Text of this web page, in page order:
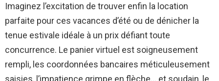
Imaginez l’excitation de trouver enfin la location
parfaite pour ces vacances d’été ou de dénicher la
tenue estivale idéale à un prix défiant toute
concurrence. Le panier virtuel est soigneusement
rempli, les coordonnées bancaires méticuleusement
saisies, l’impatience grimpe en flèche… et soudain, le